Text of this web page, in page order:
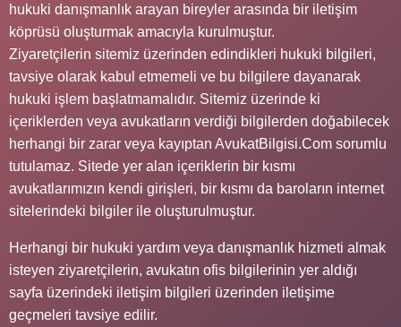
hukuki danışmanlık arayan bireyler arasında bir iletişim
köprüsü oluşturmak amacıyla kurulmuştur.
Ziyaretçilerin sitemiz üzerinden edindikleri hukuki bilgileri,
tavsiye olarak kabul etmemeli ve bu bilgilere dayanarak
hukuki işlem başlatmamalıdır. Sitemiz üzerinde ki
içeriklerden veya avukatların verdiği bilgilerden doğabilecek
herhangi bir zarar veya kayıptan AvukatBilgisi.Com sorumlu
tutulamaz. Sitede yer alan içeriklerin bir kısmı
avukatlarımızın kendi girişleri, bir kısmı da baroların internet
sitelerindeki bilgiler ile oluşturulmuştur.
Herhangi bir hukuki yardım veya danışmanlık hizmeti almak
isteyen ziyaretçilerin, avukatın ofis bilgilerinin yer aldığı
sayfa üzerindeki iletişim bilgileri üzerinden iletişime
geçmeleri tavsiye edilir.